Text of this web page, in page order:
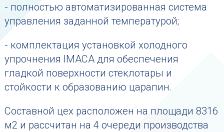
- полностью автоматизированная система
управления заданной температурой;
- комплектация установкой холодного
упрочнения IMACA для обеспечения
гладкой поверхности стеклотары и
стойкости к образованию царапин.
Составной цех расположен на площади 8316
м2 и рассчитан на 4 очереди производства